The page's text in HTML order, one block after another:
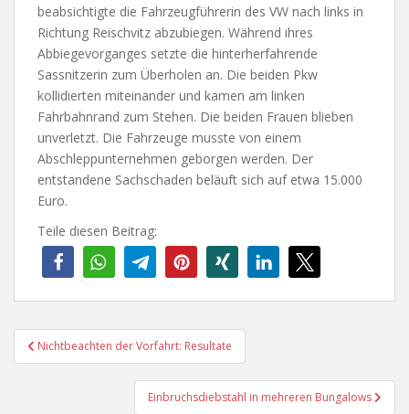
beabsichtigte die Fahrzeugführerin des VW nach links in
Richtung Reischvitz abzubiegen. Während ihres
Abbiegevorganges setzte die hinterherfahrende
Sassnitzerin zum Überholen an. Die beiden Pkw
kollidierten miteinander und kamen am linken
Fahrbahnrand zum Stehen. Die beiden Frauen blieben
unverletzt. Die Fahrzeuge musste von einem
Abschleppunternehmen geborgen werden. Der
entstandene Sachschaden beläuft sich auf etwa 15.000
Euro.
Teile diesen Beitrag:
Beitragsnavigation
Nichtbeachten der Vorfahrt: Resultate
Einbruchsdiebstahl in mehreren Bungalows